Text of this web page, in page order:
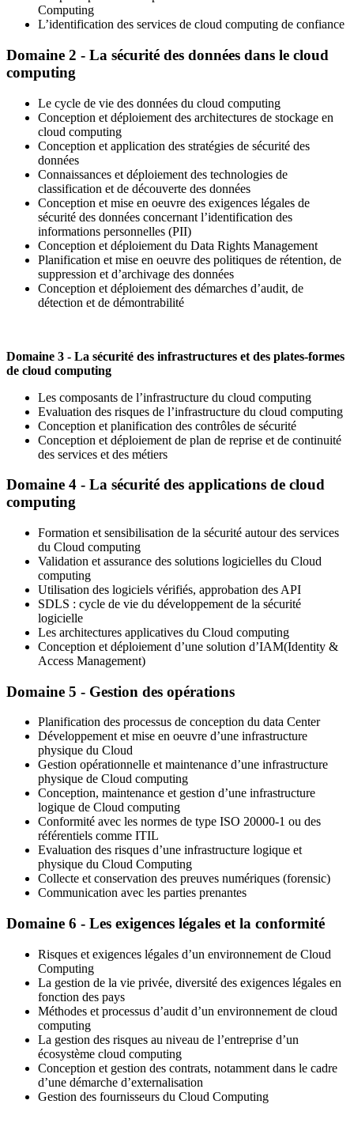
Computing
L’identification des services de cloud computing de confiance
Domaine 2 - La sécurité des données dans le cloud
computing
Le cycle de vie des données du cloud computing
Conception et déploiement des architectures de stockage en
cloud computing
Conception et application des stratégies de sécurité des
données
Connaissances et déploiement des technologies de
classification et de découverte des données
Conception et mise en oeuvre des exigences légales de
sécurité des données concernant l’identification des
informations personnelles (PII)
Conception et déploiement du Data Rights Management
Planification et mise en oeuvre des politiques de rétention, de
suppression et d’archivage des données
Conception et déploiement des démarches d’audit, de
détection et de démontrabilité
Domaine 3 - La sécurité des infrastructures et des plates-formes
de cloud computing
Les composants de l’infrastructure du cloud computing
Evaluation des risques de l’infrastructure du cloud computing
Conception et planification des contrôles de sécurité
Conception et déploiement de plan de reprise et de continuité
des services et des métiers
Domaine 4 - La sécurité des applications de cloud
computing
Formation et sensibilisation de la sécurité autour des services
du Cloud computing
Validation et assurance des solutions logicielles du Cloud
computing
Utilisation des logiciels vérifiés, approbation des API
SDLS : cycle de vie du développement de la sécurité
logicielle
Les architectures applicatives du Cloud computing
Conception et déploiement d’une solution d’IAM(Identity &
Access Management)
Domaine 5 - Gestion des opérations
Planification des processus de conception du data Center
Développement et mise en oeuvre d’une infrastructure
physique du Cloud
Gestion opérationnelle et maintenance d’une infrastructure
physique de Cloud computing
Conception, maintenance et gestion d’une infrastructure
logique de Cloud computing
Conformité avec les normes de type ISO 20000-1 ou des
référentiels comme ITIL
Evaluation des risques d’une infrastructure logique et
physique du Cloud Computing
Collecte et conservation des preuves numériques (forensic)
Communication avec les parties prenantes
Domaine 6 - Les exigences légales et la conformité
Risques et exigences légales d’un environnement de Cloud
Computing
La gestion de la vie privée, diversité des exigences légales en
fonction des pays
Méthodes et processus d’audit d’un environnement de cloud
computing
La gestion des risques au niveau de l’entreprise d’un
écosystème cloud computing
Conception et gestion des contrats, notamment dans le cadre
d’une démarche d’externalisation
Gestion des fournisseurs du Cloud Computing